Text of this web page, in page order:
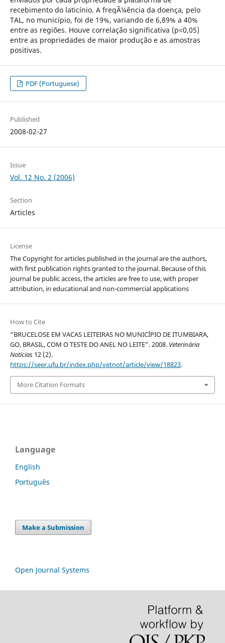
recebimento do laticínio. A freqÃ¼ência da doença, pelo
TAL, no município, foi de 19%, variando de 6,89% a 40%
entre as regiões. Houve correlação significativa (p<0,05)
entre as propriedades de maior produção e as amostras
positivas.
PDF (Portuguese)
Published
2008-02-27
Issue
Vol. 12 No. 2 (2006)
Section
Articles
License
The Copyright for articles published in the journal are the authors,
with first publication rights granted to the journal. Because of this
journal be public access, the articles are free to use, with proper
attribution, in educational and non-commercial applications
How to Cite
“BRUCELOSE EM VACAS LEITEIRAS NO MUNICÍPIO DE ITUMBIARA,
GO, BRASIL, COM O TESTE DO ANEL NO LEITE”. 2008. Veterinária
Notícias12 (2).
https://seer.ufu.br/index.php/vetnot/article/view/18823.
More Citation Formats
Language
English
Português
Make a Submission
Open Journal Systems